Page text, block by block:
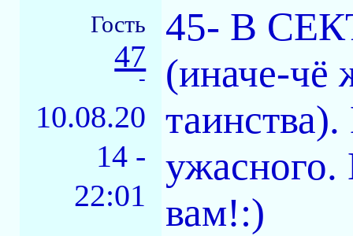
Гость
47
-
10.08.20
14 -
22:01
45- В
(иначе-чё
ужасного.
вам!:)